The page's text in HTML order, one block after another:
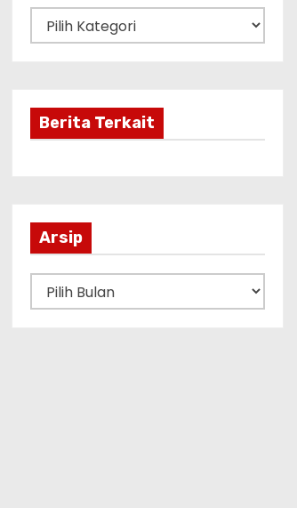
a
o
Berita Terkait
Arsip
r